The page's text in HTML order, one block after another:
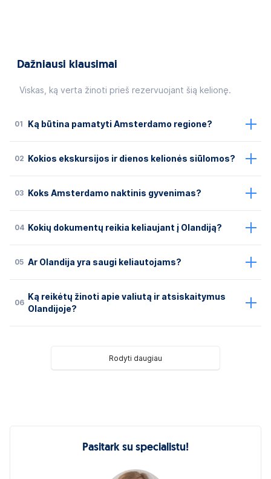
Dažniausi klausimai
Viskas, ką verta žinoti prieš rezervuojant šią kelionę.
01 Ką būtina pamatyti Amsterdamo regione?
02 Kokios ekskursijos ir dienos kelionės siūlomos?
03 Koks Amsterdamo naktinis gyvenimas?
04 Kokių dokumentų reikia keliaujant į Olandiją?
05 Ar Olandija yra saugi keliautojams?
06
Ką reikėtų žinoti apie valiutą ir atsiskaitymus
Olandijoje?
Rodyti daugiau
Pasitark su specialistu!